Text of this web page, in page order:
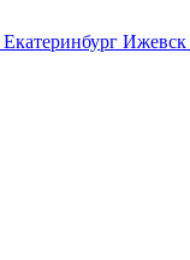
Екатеринбург Ижевск